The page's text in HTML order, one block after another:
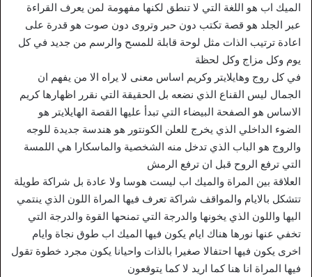
الميك اب هو اللغة التي لا تنطق لكنها مفهومة لمن يعرف القراءة
عبر الجلد هو قصة تكتب دون حبر وتروى دون صوت هو قدرة على
اعادة ترتيب الذات مثل لوحة قابلة للمسح والرسم من جديد في كل
يوم وكل مزاج وكل لحظة
في كل روج وهايلايتر وكريم اساس معنى لا يراه الا من يفهم ان
الجمال ليس القناع الذي نضعه بل الحقيقة التي نقرر اظهارها كريم
الاساس هو الصفحة البيضاء التي تبدأ عليها القصة الهايلايتر هو
الضوء الداخلي الذي يخرج للعلن الكونتور هو هندسة جديدة للوجه
والروج هو الباب الذي تدخل منه الشخصية والماسكارا هي اللمسة
التي ترفع الروح قبل ان ترفع الرمش
العلاقة بين المراة والميك اب ليست هوسا ولا عادة بل شراكة طويلة
تتشكل بالايام والمواقف شراكة تعرف فيها المراة اللون الذي ينتمي
اليها واللون الذي يخونها والدرجة التي تمنحها القوة والدرجة التي
تخفي عنها نورها هناك ايام يكون فيها الميك اب طوق نجاة وايام
اخرى يكون فيها احتفالا صغيرا بالذات واحيانا يكون مجرد خطوة تقول
فيها المراة انا هنا كما اريد لا كما يتوقعون